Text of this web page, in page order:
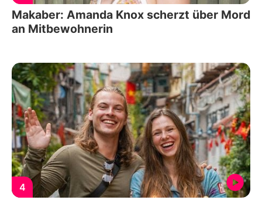
Makaber: Amanda Knox scherzt über Mord
an Mitbewohnerin
4